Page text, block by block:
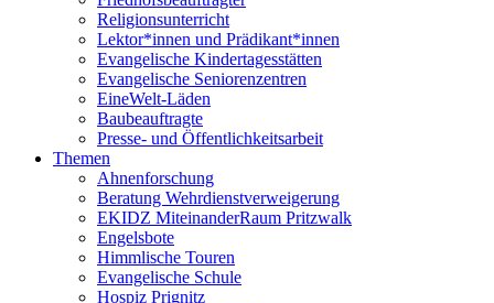
Religionsunterricht
Lektor*innen und Prädikant*innen
Evangelische Kindertagesstätten
Evangelische Seniorenzentren
EineWelt-Läden
Baubeauftragte
Presse- und Öffentlichkeitsarbeit
Themen
Ahnenforschung
Beratung Wehrdienstverweigerung
EKIDZ MiteinanderRaum Pritzwalk
Engelsbote
Himmlische Touren
Evangelische Schule
Hospiz Prignitz